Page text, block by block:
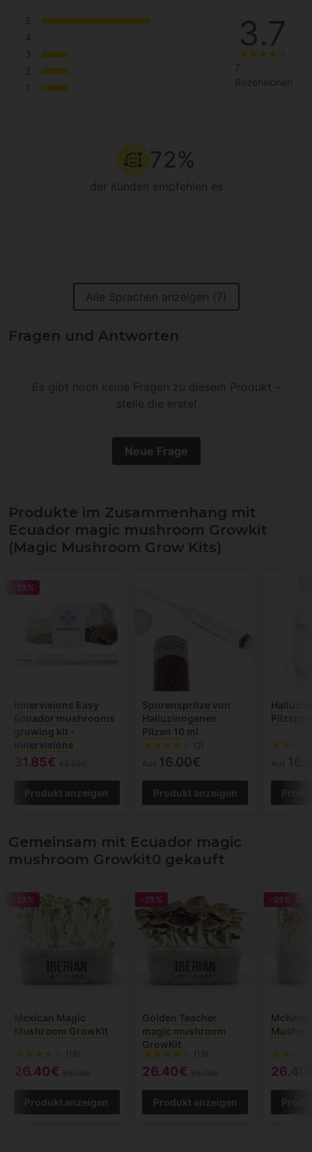
5
4
3
2
1
3.7
7
Rezensionen
72%
der Kunden empfehlen es
Alle Sprachen anzeigen (7)
Fragen und Antworten
Es gibt noch keine Fragen zu diesem Produkt –
stelle die erste!
Neue Frage
Produkte im Zusammenhang mit
Ecuador magic mushroom Growkit
(Magic Mushroom Grow Kits)
-25%
Innervisions Easy
Ecuador mushrooms
growing kit -
Innervisions
31.85€
Produkt anzeigen
Sporenspritze von
Halluzinogenen
Pilzen 10 ml
(2)
Aus 16.00€
Produkt anzeigen
Aus
Gemeinsam mit Ecuador magic
mushroom Growkit0 gekauft
-25%
Mexican Magic
Mushroom GrowKit
(18)
26.40€
Produkt anzeigen
-25%
Golden Teacher
magic mushroom
GrowKit
(19)
26.40€
Produkt anzeigen
-25%